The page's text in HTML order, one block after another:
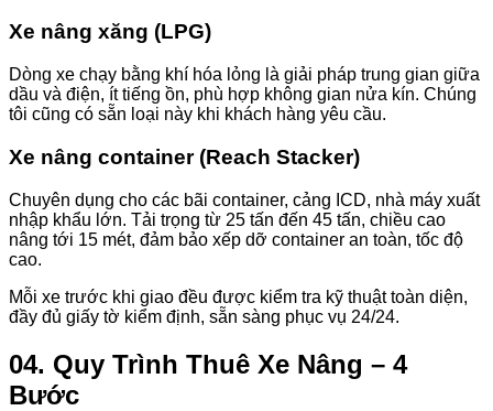
Xe nâng xăng (LPG)
Dòng xe chạy bằng khí hóa lỏng là giải pháp trung gian giữa
dầu và điện, ít tiếng ồn, phù hợp không gian nửa kín. Chúng
tôi cũng có sẵn loại này khi khách hàng yêu cầu.
Xe nâng container (Reach Stacker)
Chuyên dụng cho các bãi container, cảng ICD, nhà máy xuất
nhập khẩu lớn. Tải trọng từ 25 tấn đến 45 tấn, chiều cao
nâng tới 15 mét, đảm bảo xếp dỡ container an toàn, tốc độ
cao.
Mỗi xe trước khi giao đều được kiểm tra kỹ thuật toàn diện,
đầy đủ giấy tờ kiểm định, sẵn sàng phục vụ 24/24.
04. Quy Trình Thuê Xe Nâng – 4
Bước